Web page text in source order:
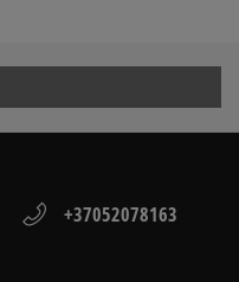
+37052078163